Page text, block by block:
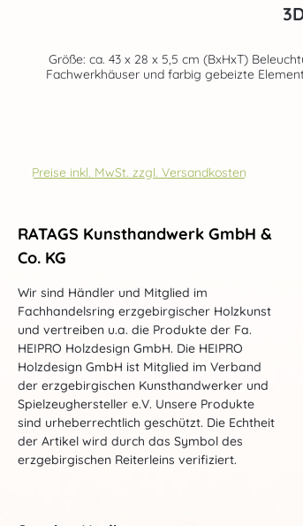
Größe: ca. 43 x 28 x 5,5 cm (BxHxT) Beleuchtung: LED-Stripe, Voll-USB Dieser RATAGS-Schwibbogen stellt die Arbeit der
Fachwerkhäuser und farbig gebeizte
Preise inkl. MwSt. zzgl. Versandkosten
RATAGS Kunsthandwerk GmbH &
Co. KG
Wir sind Händler und Mitglied im
Fachhandelsring erzgebirgischer Holzkunst
und vertreiben u.a. die Produkte der Fa.
HEIPRO Holzdesign GmbH. Die HEIPRO
Holzdesign GmbH ist Mitglied im Verband
der erzgebirgischen Kunsthandwerker und
Spielzeughersteller e.V. Unsere Produkte
sind urheberrechtlich geschützt. Die Echtheit
der Artikel wird durch das Symbol des
erzgebirgischen Reiterleins verifiziert.